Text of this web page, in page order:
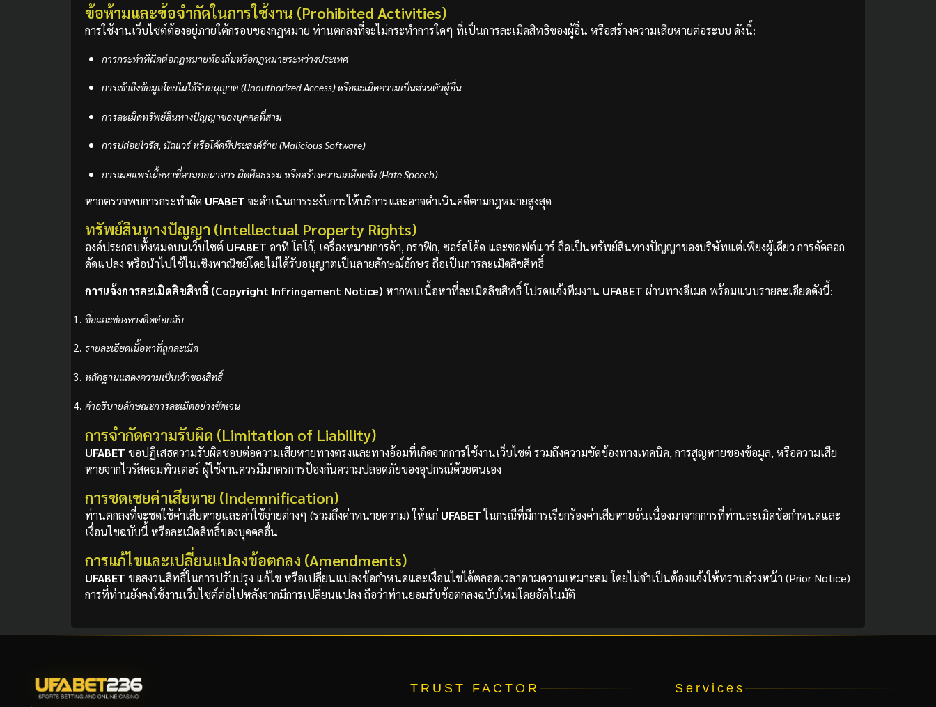
ข้อห้ามและข้อจำกัดในการใช้งาน (Prohibited Activities)
การใช้งานเว็บไซต์ต้องอยู่ภายใต้กรอบของกฎหมาย ท่านตกลงที่จะไม่กระทำการใดๆ ที่เป็นการละเมิดสิทธิของผู้อื่น หรือสร้างความเสียหายต่อระบบ ดังนี้:
การกระทำที่ผิดต่อกฎหมายท้องถิ่นหรือกฎหมายระหว่างประเทศ
การเข้าถึงข้อมูลโดยไม่ได้รับอนุญาต (Unauthorized Access) หรือละเมิดความเป็นส่วนตัวผู้อื่น
การละเมิดทรัพย์สินทางปัญญาของบุคคลที่สาม
การปล่อยไวรัส, มัลแวร์ หรือโค้ดที่ประสงค์ร้าย (Malicious Software)
การเผยแพร่เนื้อหาที่ลามกอนาจาร ผิดศีลธรรม หรือสร้างความเกลียดชัง (Hate Speech)
หากตรวจพบการกระทำผิด UFABET จะดำเนินการระงับการให้บริการและอาจดำเนินคดีตามกฎหมายสูงสุด
ทรัพย์สินทางปัญญา (Intellectual Property Rights)
องค์ประกอบทั้งหมดบนเว็บไซต์ UFABET อาทิ โลโก้, เครื่องหมายการค้า, กราฟิก, ซอร์สโค้ด และซอฟต์แวร์ ถือเป็นทรัพย์สินทางปัญญาของบริษัทแต่เพียงผู้เดียว การคัดลอก
ดัดแปลง หรือนำไปใช้ในเชิงพาณิชย์โดยไม่ได้รับอนุญาตเป็นลายลักษณ์อักษร ถือเป็นการละเมิดลิขสิทธิ์
การแจ้งการละเมิดลิขสิทธิ์ (Copyright Infringement Notice) หากพบเนื้อหาที่ละเมิดลิขสิทธิ์ โปรดแจ้งทีมงาน UFABET ผ่านทางอีเมล พร้อมแนบรายละเอียดดังนี้:
ชื่อและช่องทางติดต่อกลับ
รายละเอียดเนื้อหาที่ถูกละเมิด
หลักฐานแสดงความเป็นเจ้าของสิทธิ์
คำอธิบายลักษณะการละเมิดอย่างชัดเจน
การจำกัดความรับผิด (Limitation of Liability)
UFABET ขอปฏิเสธความรับผิดชอบต่อความเสียหายทางตรงและทางอ้อมที่เกิดจากการใช้งานเว็บไซต์ รวมถึงความขัดข้องทางเทคนิค, การสูญหายของข้อมูล, หรือความเสีย
หายจากไวรัสคอมพิวเตอร์ ผู้ใช้งานควรมีมาตรการป้องกันความปลอดภัยของอุปกรณ์ด้วยตนเอง
การชดเชยค่าเสียหาย (Indemnification)
ท่านตกลงที่จะชดใช้ค่าเสียหายและค่าใช้จ่ายต่างๆ (รวมถึงค่าทนายความ) ให้แก่ UFABETในกรณีที่มีการเรียกร้องค่าเสียหายอันเนื่องมาจากการที่ท่านละเมิดข้อกำหนดและ
เงื่อนไขฉบับนี้ หรือละเมิดสิทธิ์ของบุคคลอื่น
การแก้ไขและเปลี่ยนแปลงข้อตกลง (Amendments)
UFABET ขอสงวนสิทธิ์ในการปรับปรุง แก้ไข หรือเปลี่ยนแปลงข้อกำหนดและเงื่อนไขได้ตลอดเวลาตามความเหมาะสม โดยไม่จำเป็นต้องแจ้งให้ทราบล่วงหน้า (Prior Notice)
การที่ท่านยังคงใช้งานเว็บไซต์ต่อไปหลังจากมีการเปลี่ยนแปลง ถือว่าท่านยอมรับข้อตกลงฉบับใหม่โดยอัตโนมัติ
TRUST FACTOR Services